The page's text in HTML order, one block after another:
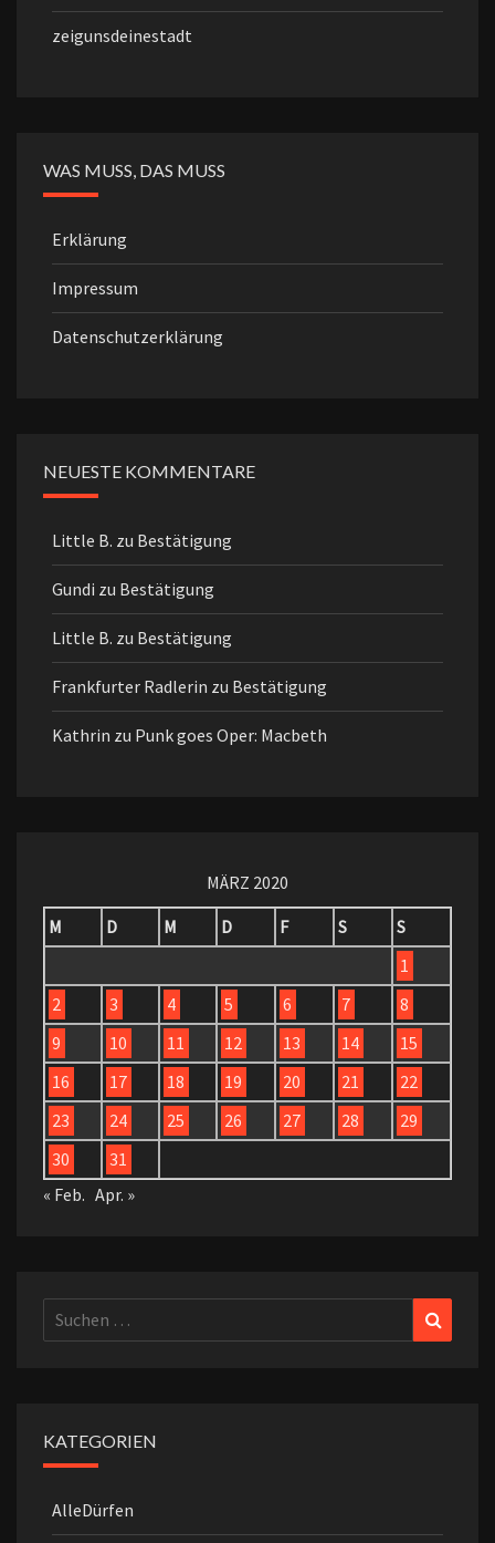
zeigunsdeinestadt
WAS MUSS, DAS MUSS
Erklärung
Impressum
Datenschutzerklärung
NEUESTE KOMMENTARE
Little B. zu Bestätigung
Gundi zu Bestätigung
Little B. zu Bestätigung
Frankfurter Radlerin zu Bestätigung
Kathrin zu Punk goes Oper: Macbeth
MÄRZ 2020
M
D M D F S
S
1
2
3 4 5 6 7
8
9
10 11 12 13 14
15
16
17 18 19 20 21
22
23
24 25 26 27 28
29
30
31
« Feb. Apr. »
Suchen
nach:
KATEGORIEN
AlleDürfen